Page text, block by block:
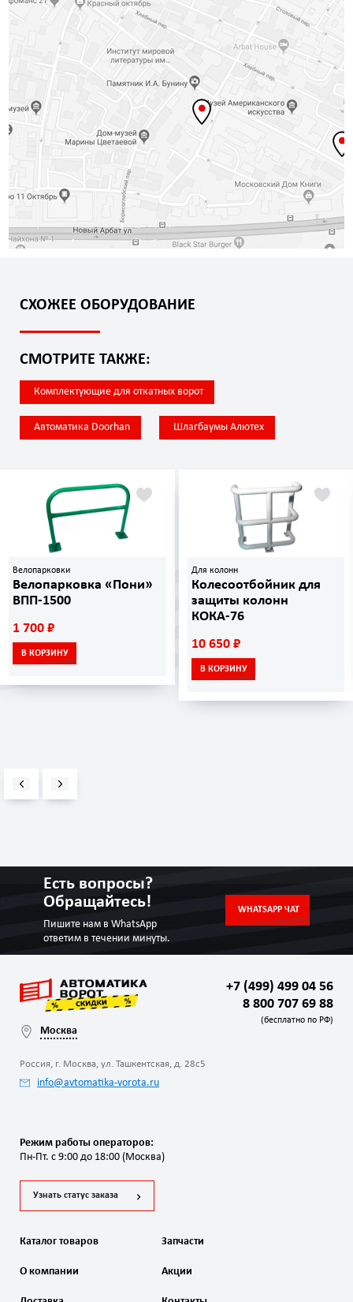
СХОЖЕЕ ОБОРУДОВАНИЕ
СМОТРИТЕ ТАКЖЕ:
Комплектующие для откатных ворот
Автоматика Doorhan Шлагбаумы Алютех
Велопарковки
Велопарковка «Пони»
ВПП-1500
1 700 ₽
В КОРЗИНУ
Для колонн
Колесоотбойник для
защиты колонн
КОКА-76
10 650 ₽
В КОРЗИНУ
Есть вопросы?
Обращайтесь!
Пишите нам в WhatsApp
ответим в течении минуты.
WHATSAPP ЧАТ
Москва
Россия, г. Москва, ул. Ташкентская, д. 28с5
info@avtomatika-vorota.ru
+7 (499) 499 04 56
8 800 707 69 88
(бесплатно по РФ)
Режим работы операторов:
Пн-Пт. с 9:00 до 18:00 (Москва)
Узнать статус заказа
Каталог товаров Запчасти
О компании Акции